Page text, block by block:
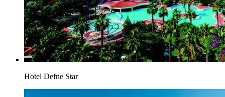
Hotel Defne Star